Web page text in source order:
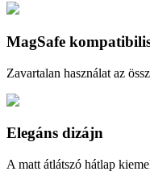
MagSafe
Zavartalan használat az
Elegáns dizájn
A matt átlátszó hátlap